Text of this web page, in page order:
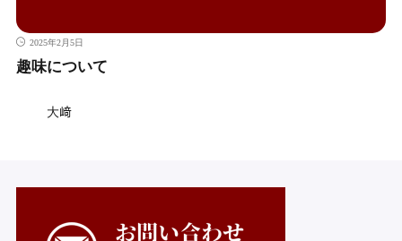
2025年2月5日
趣味について
大﨑